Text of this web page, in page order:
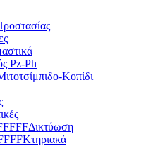
Pz-Ph
Κοπίδι
Δικτύωση
Κτηριακά